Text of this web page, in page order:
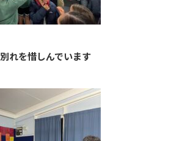
別れを惜しんでいます